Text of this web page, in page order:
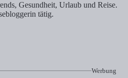
Gesundheit, Urlaub und Reise.
tätig.
Werbung